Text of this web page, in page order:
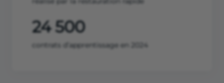
24 500
contrats d’apprentissage en 2024